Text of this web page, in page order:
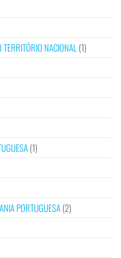
NACIONAL (1)
(1)
PORTUGUESA(2)